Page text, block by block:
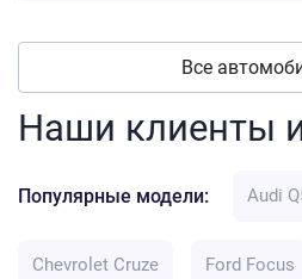
Все
Наши клиенты
Популярные модели: Audi
Chevrolet Cruze Ford Focus